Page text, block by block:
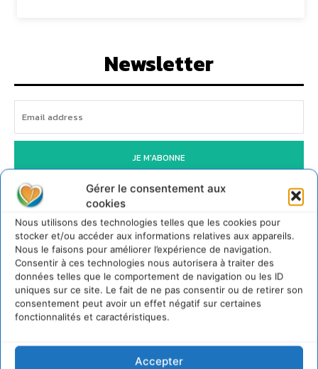
Gérer le consentement aux
cookies
Nous utilisons des technologies telles que les cookies pour
stocker et/ou accéder aux informations relatives aux appareils.
Nous le faisons pour améliorer l’expérience de navigation.
Consentir à ces technologies nous autorisera à traiter des
données telles que le comportement de navigation ou les ID
uniques sur ce site. Le fait de ne pas consentir ou de retirer son
consentement peut avoir un effet négatif sur certaines
fonctionnalités et caractéristiques.
Accepter
Newsletter
JE M'ABONNE